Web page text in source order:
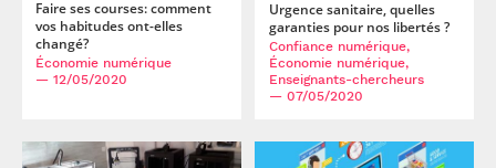
Faire ses courses: comment
vos habitudes ont-elles
changé?
Économie numérique
— 12/05/2020
Urgence sanitaire, quelles
garanties pour nos libertés ?
Confiance numérique,
Économie numérique,
Enseignants-chercheurs
— 07/05/2020